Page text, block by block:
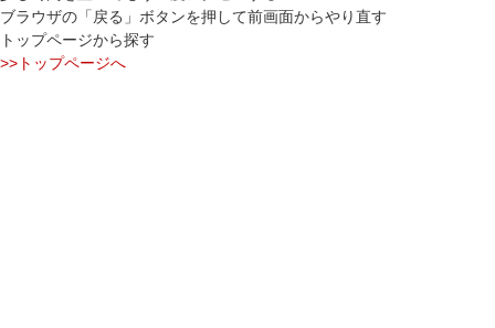
ブラウザの「戻る」ボタンを押して前画面からやり直す
トップページから探す
>>トップページへ